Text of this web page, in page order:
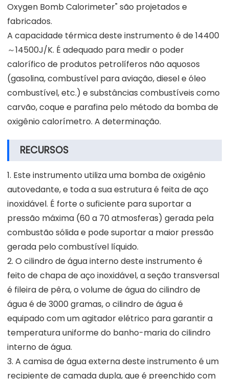
Oxygen Bomb Calorimeter" são projetados e
fabricados.
A capacidade térmica deste instrumento é de 14400
～14500J/K. É adequado para medir o poder
calorífico de produtos petrolíferos não aquosos
(gasolina, combustível para aviação, diesel e óleo
combustível, etc.) e substâncias combustíveis como
carvão, coque e parafina pelo método da bomba de
oxigênio calorímetro. A determinação.
RECURSOS
1. Este instrumento utiliza uma bomba de oxigênio
autovedante, e toda a sua estrutura é feita de aço
inoxidável. É forte o suficiente para suportar a
pressão máxima (60 a 70 atmosferas) gerada pela
combustão sólida e pode suportar a maior pressão
gerada pelo combustível líquido.
2. O cilindro de água interno deste instrumento é
feito de chapa de aço inoxidável, a seção transversal
é fileira de pêra, o volume de água do cilindro de
água é de 3000 gramas, o cilindro de água é
equipado com um agitador elétrico para garantir a
temperatura uniforme do banho-maria do cilindro
interno de água.
3. A camisa de água externa deste instrumento é um
recipiente de camada dupla, que é preenchido com